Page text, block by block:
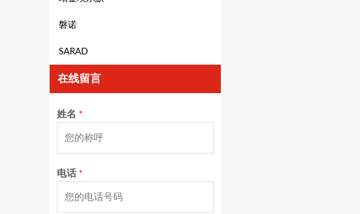
磐诺
SARAD
在线留言
姓名 *
电话 *